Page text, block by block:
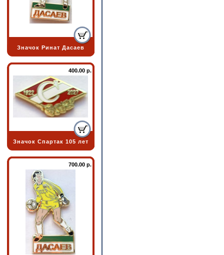
Значок Ринат Дасаев
400.00 р.
Значок Спартак 105 лет
700.00 р.